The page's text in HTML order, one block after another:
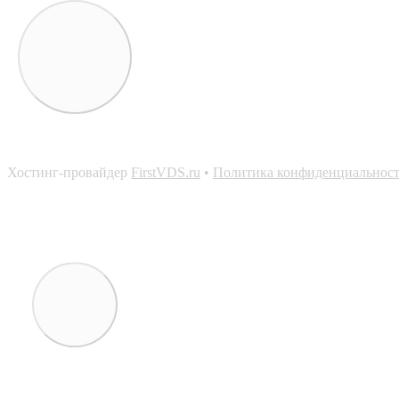
Хостинг-провайдер FirstVDS.ru • Политика